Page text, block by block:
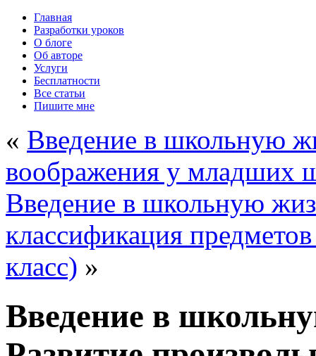
Главная
Разработки уроков
О блоге
Об авторе
Услуги
Бесплатности
Все статьи
Пишите мне
« Введение в школьную
воображения у младших
Введение в школьную
классификация
класс) »
Введение в